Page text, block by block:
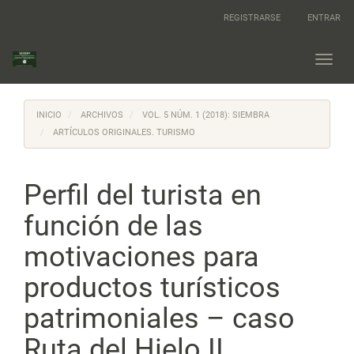
principal
Barra
lateral
REGISTRARSE ENTRAR
INICIO ARCHIVOS
VOL. 5 NÚM. 1 (2018): SIEMBRA
ARTÍCULOS ORIGINALES. TURISMO
Perfil del turista en
función de las
motivaciones para
productos turísticos
patrimoniales – caso